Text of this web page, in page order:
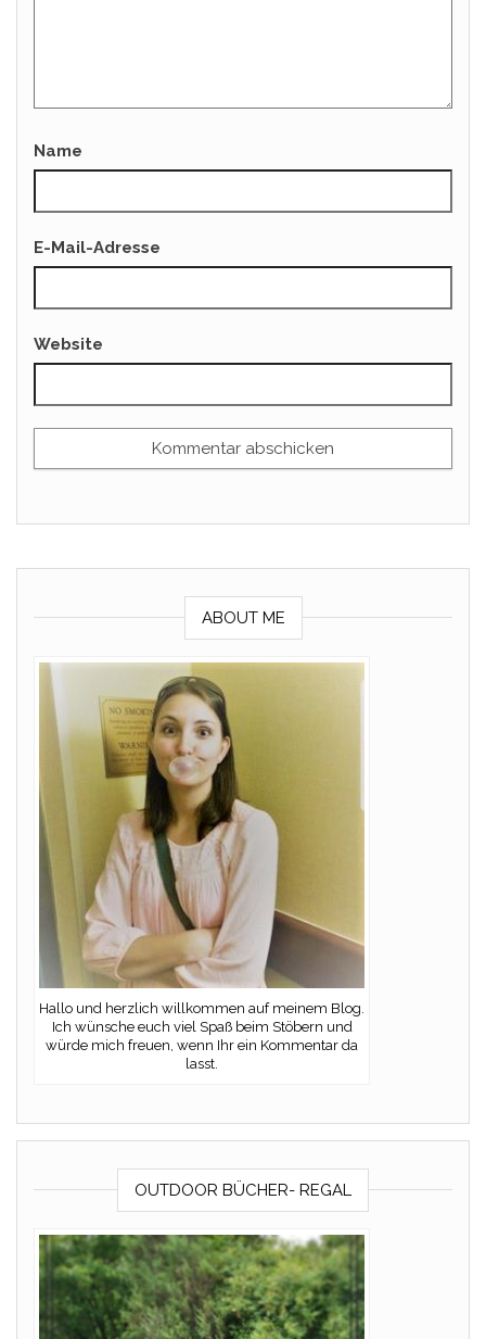
Name
E-Mail-Adresse
Website
ABOUT ME
Hallo und herzlich willkommen auf meinem Blog.
Ich wünsche euch viel Spaß beim Stöbern und
würde mich freuen, wenn Ihr ein Kommentar da
lasst.
OUTDOOR BÜCHER- REGAL